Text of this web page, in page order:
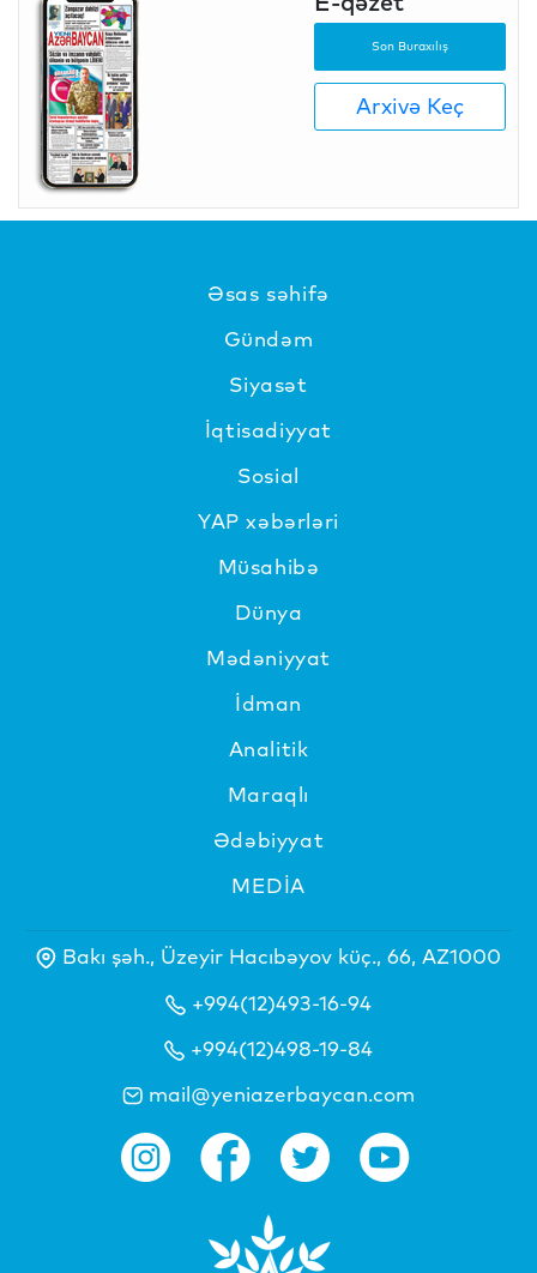
Son Buraxılış
Arxivə Keç
Əsas səhifə
Gündəm
Siyasət
İqtisadiyyat
Sosial
YAP xəbərləri
Müsahibə
Dünya
Mədəniyyat
İdman
Analitik
Maraqlı
Ədəbiyyat
MEDİA
Bakı şəh., Üzeyir Hacıbəyov küç., 66, AZ1000
+994(12)493-16-94
+994(12)498-19-84
mail@yeniazerbaycan.com